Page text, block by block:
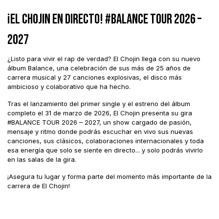
¡EL CHOJIN EN DIRECTO! #BALANCE TOUR 2026 –
2027
¿Listo para vivir el rap de verdad? El Chojin llega con su nuevo
álbum Balance, una celebración de sus más de 25 años de
carrera musical y 27 canciones explosivas, el disco más
ambicioso y colaborativo que ha hecho.
Tras el lanzamiento del primer single y el estreno del álbum
completo el 31 de marzo de 2026, El Chojin presenta su gira
#BALANCE TOUR 2026 – 2027, un show cargado de pasión,
mensaje y ritmo donde podrás escuchar en vivo sus nuevas
canciones, sus clásicos, colaboraciones internacionales y toda
esa energía que solo se siente en directo... y solo podrás vivirlo
en las salas de la gira.
¡Asegura tu lugar y forma parte del momento más importante de la
carrera de El Chojin!